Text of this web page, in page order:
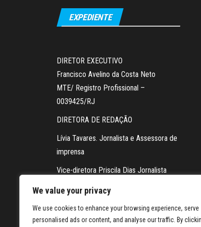
We value your privacy
We use cookies to enhance your browsing experience, serve
personalised ads or content, and analyse our traffic. By
EXPEDIENTE
DIRETOR EXECUTIVO
Francisco Avelino da Costa Neto
MTE/ Registro Profissional –
0039425/RJ
DIRETORA DE REDAÇÃO
Lívia Tavares. Jornalista e Assessora de
imprensa
Vice-diretora Priscila Dias Jornalista
Contato da redação via WhatsApp:
21 98604-5878